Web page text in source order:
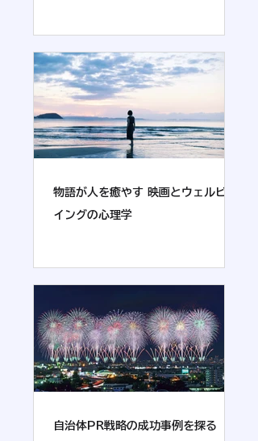
物語が人を癒やす 映画とウェルビー
イングの心理学
自治体PR戦略の成功事例を探る